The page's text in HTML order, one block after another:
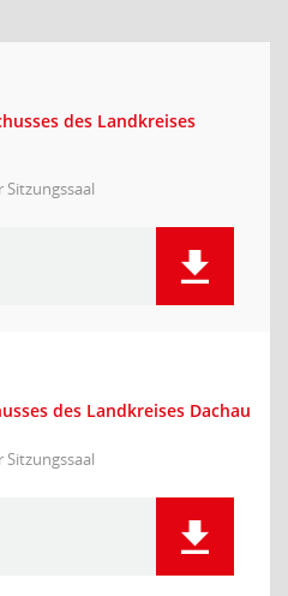
des Landkreises
des Landkreises Dachau